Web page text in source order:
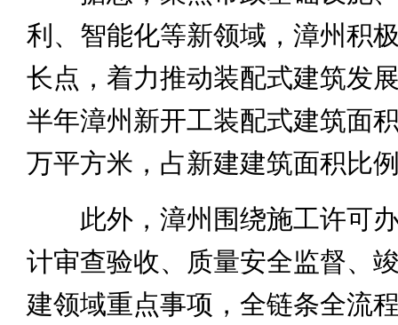
利、智能化等新领域，漳州积
长点，着力推动装配式建筑发
半年漳州新开工装配式建筑面
万平方米，占新建建筑面积比
此外，漳州围绕施工许可办
计审查验收、质量安全监督、
建领域重点事项，全链条全流